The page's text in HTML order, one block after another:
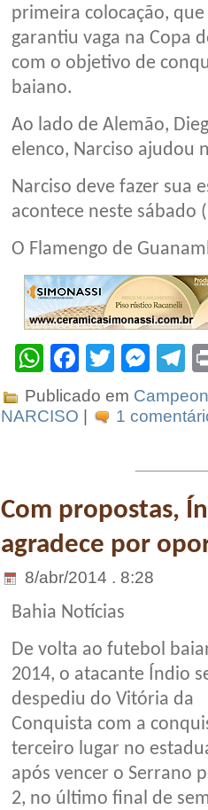
primeira colocação, que
garantiu vaga na Copa
com o objetivo de
baiano.
Ao lado de Alemão,
elenco, Narciso ajudou
Narciso deve fazer sua
acontece neste sábado
O Flamengo de
WhatsApp
Facebook
Twitter
Publicado em
NARCISO | 1
Com propostas,
agradece por
8/abr/2014 . 8:28
Bahia Notícias
De volta ao futebol
2014, o atacante Índio
despediu do Vitória da
Conquista com a
terceiro lugar no
após vencer o Serrano
2, no último final de